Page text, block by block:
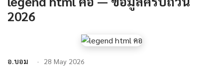
2026
อ.บอม 28 May 2026